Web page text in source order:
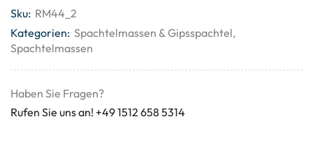
Sku: RM44_2
Kategorien: Spachtelmassen & Gipsspachtel,
Spachtelmassen
Haben Sie Fragen?
Rufen Sie uns an! +49 1512 658 5314